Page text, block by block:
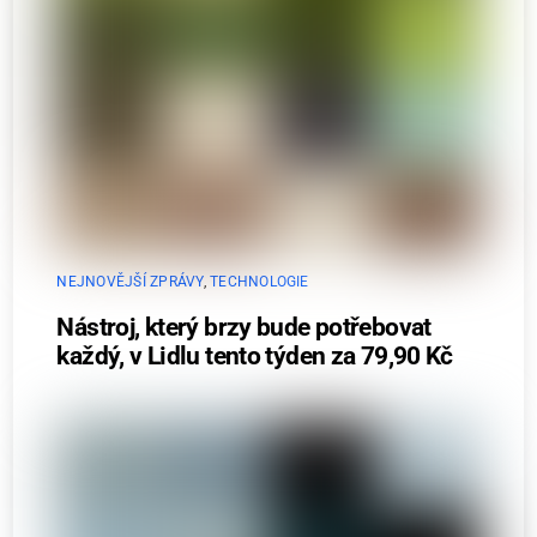
NEJNOVĚJŠÍ ZPRÁVY,TECHNOLOGIE
Nástroj, který brzy bude potřebovat
každý, v Lidlu tento týden za 79,90 Kč